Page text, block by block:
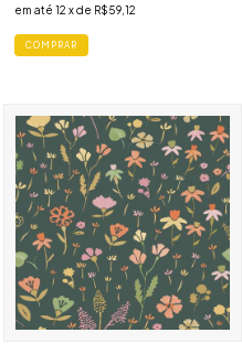
em até 12 x de R$59,12